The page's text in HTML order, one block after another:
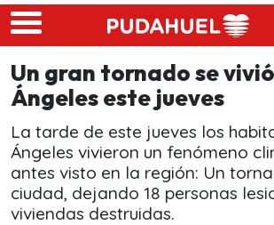
Skip to main content
Un gran tornado se
Ángeles este jueves
La tarde de este jueves los
Ángeles vivieron un fenómeno
antes visto en la región: Un
ciudad, dejando 18 personas
viviendas destruidas.